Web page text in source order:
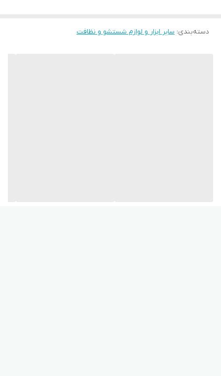
دسته‌بندی: سایر ابزار و لوازم شستشو و نظافت